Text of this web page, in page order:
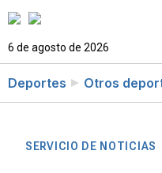
6 de agosto de 2026
Deportes Otros
SERVICIO DE NOTICIAS